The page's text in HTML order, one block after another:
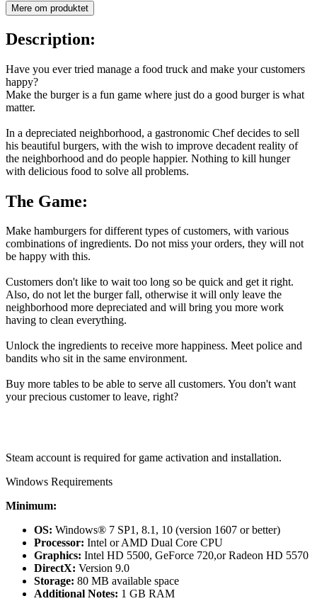
Mere om produktet
Description:
Have you ever tried manage a food truck and make your customers
happy?
Make the burger is a fun game where just do a good burger is what
matter.
In a depreciated neighborhood, a gastronomic Chef decides to sell
his beautiful burgers, with the wish to improve decadent reality of
the neighborhood and do people happier. Nothing to kill hunger
with delicious food to solve all problems.
The Game:
Make hamburgers for different types of customers, with various
combinations of ingredients. Do not miss your orders, they will not
be happy with this.
Customers don't like to wait too long so be quick and get it right.
Also, do not let the burger fall, otherwise it will only leave the
neighborhood more depreciated and will bring you more work
having to clean everything.
Unlock the ingredients to receive more happiness. Meet police and
bandits who sit in the same environment.
Buy more tables to be able to serve all customers. You don't want
your precious customer to leave, right?
Steam account is required for game activation and installation.
Windows Requirements
Minimum:
OS: Windows® 7 SP1, 8.1, 10 (version 1607 or better)
Processor: Intel or AMD Dual Core CPU
Graphics: Intel HD 5500, GeForce 720,or Radeon HD 5570
DirectX: Version 9.0
Storage: 80 MB available space
Additional Notes: 1 GB RAM